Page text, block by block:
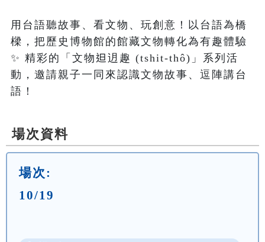
用台語聽故事、看文物、玩創意！以台語為橋
樑，把歷史博物館的館藏文物轉化為有趣體驗
✨ 精彩的「文物𨑨迌趣 (tshit-thô)」系列活
動，邀請親子一同來認識文物故事、逗陣講台
語！
場次資料
場次:
10/19